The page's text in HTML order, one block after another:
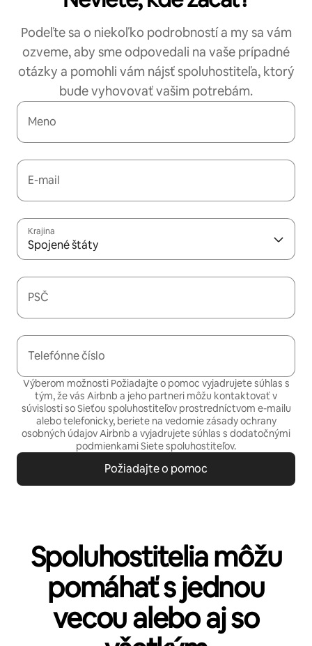
Podeľte sa o niekoľko podrobností a my sa vám
ozveme, aby sme odpovedali na vaše prípadné
otázky a pomohli vám nájsť spoluhostiteľa, ktorý
bude vyhovovať vašim potrebám.
Meno
E-mail
Krajina
Spojené štáty
PSČ
Telefónne číslo
Výberom možnosti Požiadajte o pomoc vyjadrujete súhlas s
tým, že vás Airbnb a jeho partneri môžu kontaktovať v
súvislosti so Sieťou spoluhostiteľov prostredníctvom e-mailu
alebo telefonicky, beriete na vedomiezásady ochrany
osobných údajovAirbnb a vyjadrujete súhlas s dodatočnými
podmienkami Siete spoluhostiteľov.
Požiadajte o pomoc
Spoluhostitelia môžu
pomáhať s jednou
vecou alebo aj so